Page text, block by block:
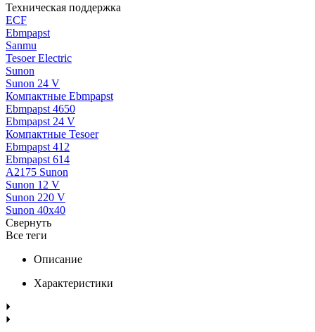
Техническая поддержка
ECF
Ebmpapst
Sanmu
Tesoer Electric
Sunon
Sunon 24 V
Компактные Ebmpapst
Ebmpapst 4650
Ebmpapst 24 V
Компактные Tesoer
Ebmpapst 412
Ebmpapst 614
A2175 Sunon
Sunon 12 V
Sunon 220 V
Sunon 40x40
Свернуть
Все теги
Описание
Характеристики